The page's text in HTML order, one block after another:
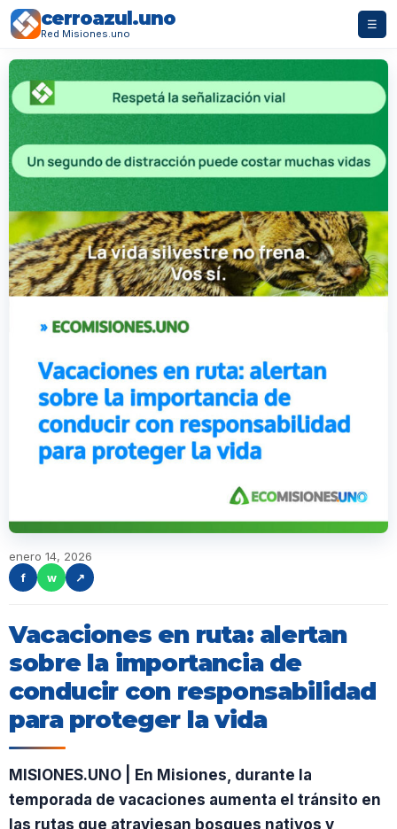
cerroazul.uno
Red Misiones.uno
☰
enero 14, 2026
f
w ↗
Vacaciones en ruta: alertan
sobre la importancia de
conducir con responsabilidad
para proteger la vida
MISIONES.UNO | En Misiones, durante la
temporada de vacaciones aumenta el tránsito en
las rutas que atraviesan bosques nativos y